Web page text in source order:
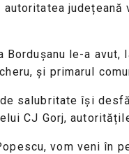
le-a
și primarul
salubritate își
CJ Gorj,
vom veni